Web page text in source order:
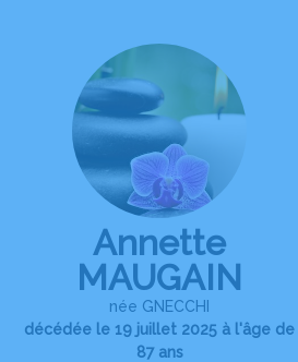
Annette
MAUGAIN
née GNECCHI
décédée le 19 juillet 2025 à l'âge de
87 ans